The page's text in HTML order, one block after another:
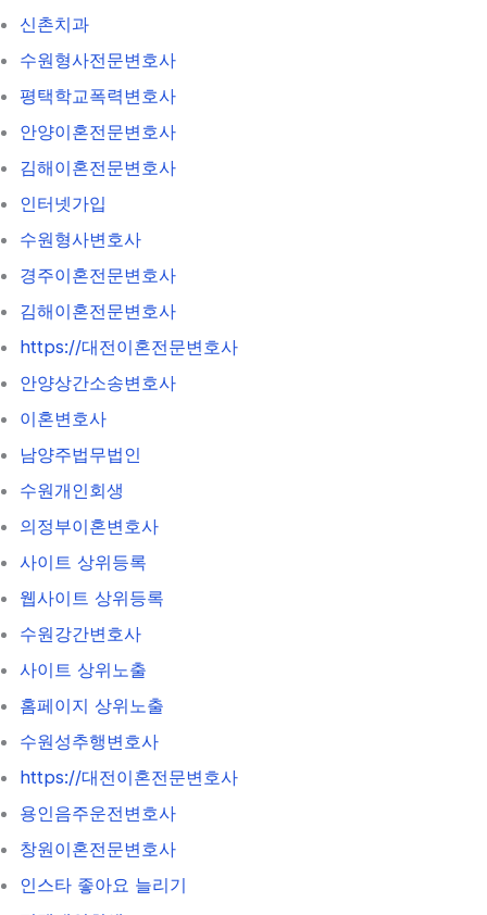
신촌치과
수원형사전문변호사
평택학교폭력변호사
안양이혼전문변호사
김해이혼전문변호사
인터넷가입
수원형사변호사
경주이혼전문변호사
김해이혼전문변호사
https://대전이혼전문변호사
안양상간소송변호사
이혼변호사
남양주법무법인
수원개인회생
의정부이혼변호사
사이트 상위등록
웹사이트 상위등록
수원강간변호사
사이트 상위노출
홈페이지 상위노출
수원성추행변호사
https://대전이혼전문변호사
용인음주운전변호사
창원이혼전문변호사
인스타 좋아요 늘리기